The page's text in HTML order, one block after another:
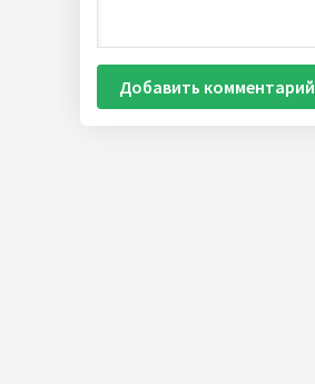
Добавить комментарий